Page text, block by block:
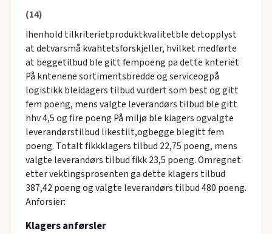
(14)
Ihenhold tilkriterietproduktkvalitetble detopplyst
at detvarsmå kvahtetsforskjeller, hvilket medførte
at beggetilbud ble gitt fempoeng pa dette knteriet
På kntenene sortimentsbredde og serviceogpå
logistikk bleidagers tilbud vurdert som best og gitt
fem poeng, mens valgte leverandørs tilbud ble gitt
hhv 4,5 og fire poeng På miljø ble kiagers ogvalgte
leverandørstilbud likestilt,ogbegge blegitt fem
poeng. Totalt fikkklagers tilbud 22,75 poeng, mens
valgte leverandørs tilbud fikk 23,5 poeng. Omregnet
etter vektingsprosenten ga dette klagers tilbud
387,42 poeng og valgte leverandørs tilbud 480 poeng.
Anforsier:
Klagers anførsler